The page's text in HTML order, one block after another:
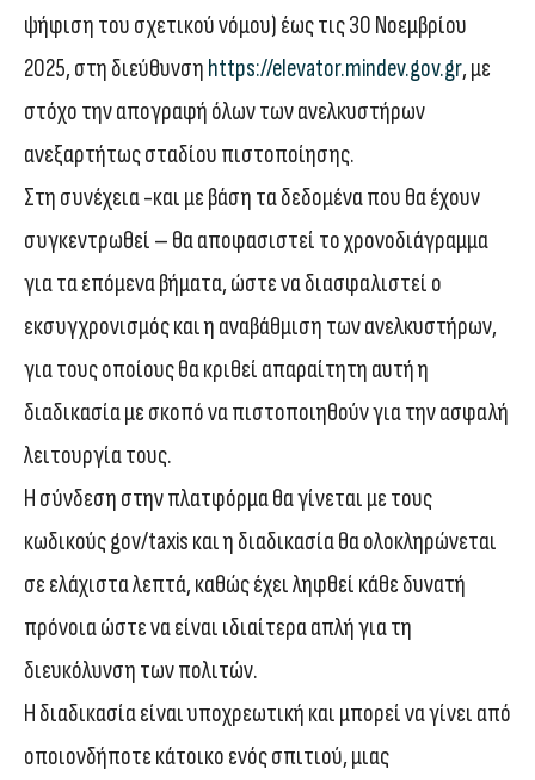
ψήφιση του σχετικού νόμου) έως τις 30 Νοεμβρίου
2025, στη διεύθυνση https://elevator.mindev.gov.gr, με
στόχο την απογραφή όλων των ανελκυστήρων
ανεξαρτήτως σταδίου πιστοποίησης.
Στη συνέχεια -και με βάση τα δεδομένα που θα έχουν
συγκεντρωθεί – θα αποφασιστεί το χρονοδιάγραμμα
για τα επόμενα βήματα, ώστε να διασφαλιστεί ο
εκσυγχρονισμός και η αναβάθμιση των ανελκυστήρων,
για τους οποίους θα κριθεί απαραίτητη αυτή η
διαδικασία με σκοπό να πιστοποιηθούν για την ασφαλή
λειτουργία τους.
Η σύνδεση στην πλατφόρμα θα γίνεται με τους
κωδικούς gov/taxis και η διαδικασία θα ολοκληρώνεται
σε ελάχιστα λεπτά, καθώς έχει ληφθεί κάθε δυνατή
πρόνοια ώστε να είναι ιδιαίτερα απλή για τη
διευκόλυνση των πολιτών.
Η διαδικασία είναι υποχρεωτική και μπορεί να γίνει από
οποιονδήποτε κάτοικο ενός σπιτιού, μιας